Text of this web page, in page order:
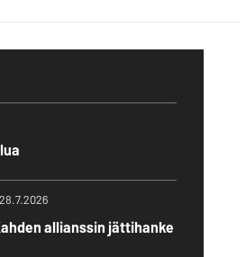
28.7.2026
allianssin jättihanke